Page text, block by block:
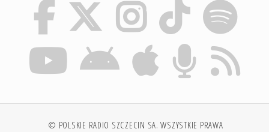
© POLSKIE RADIO SZCZECIN SA. WSZYSTKIE PRAWA